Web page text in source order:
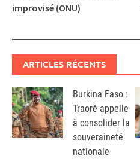
improvisé (ONU)
ARTICLES RÉCENTS
Burkina Faso :
Traoré appelle
à consolider la
souveraineté
nationale